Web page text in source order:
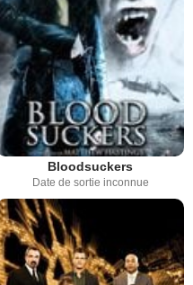
Bloodsuckers
Date de sortie inconnue